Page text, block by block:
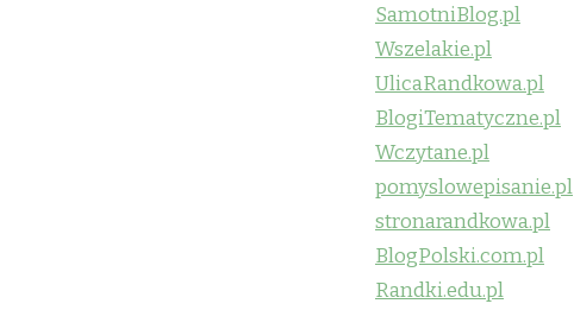
SamotniBlog.pl
Wszelakie.pl
UlicaRandkowa.pl
BlogiTematyczne.pl
Wczytane.pl
pomyslowepisanie.pl
stronarandkowa.pl
BlogPolski.com.pl
Randki.edu.pl